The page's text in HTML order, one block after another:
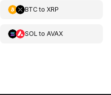
BTCto XRP
SOL to AVAX